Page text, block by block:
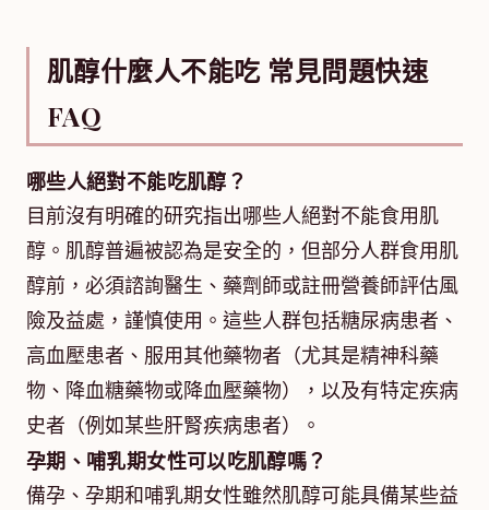
肌醇什麼人不能吃 常見問題快速
FAQ
哪些人絕對不能吃肌醇？
目前沒有明確的研究指出哪些人絕對不能食用肌
醇。肌醇普遍被認為是安全的，但部分人群食用肌
醇前，必須諮詢醫生、藥劑師或註冊營養師評估風
險及益處，謹慎使用。這些人群包括糖尿病患者、
高血壓患者、服用其他藥物者（尤其是精神科藥
物、降血糖藥物或降血壓藥物），以及有特定疾病
史者（例如某些肝腎疾病患者）。
孕期、哺乳期女性可以吃肌醇嗎？
備孕、孕期和哺乳期女性雖然肌醇可能具備某些益